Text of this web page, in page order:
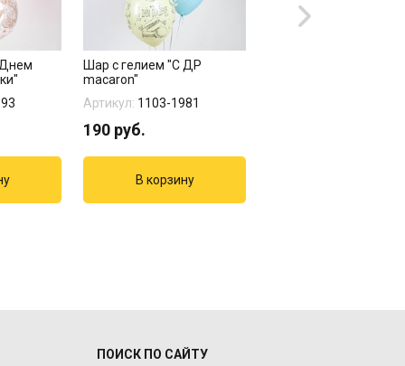
Шар с гелием "С ДР
macaron"
Артикул: 1103-1981
190 руб.
ПОИСК ПО САЙТУ